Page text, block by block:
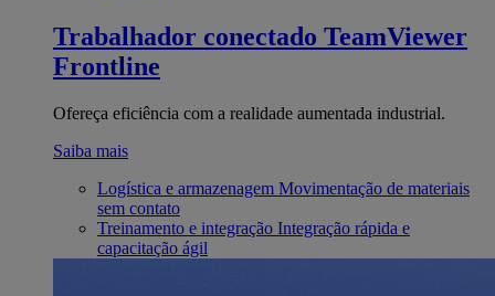
Trabalhador conectado TeamViewer
Frontline
Ofereça eficiência com a realidade aumentada industrial.
Saiba mais
Logística e armazenagem Movimentação de materiais
sem contato
Treinamento e integração Integração rápida e
capacitação ágil